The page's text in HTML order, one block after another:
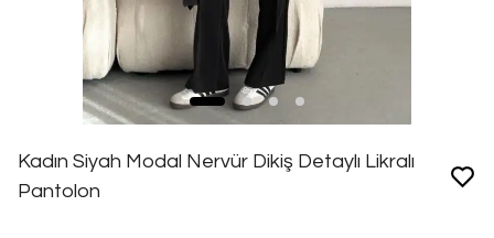
Kadın Siyah Modal Nervür Dikiş Detaylı Likralı
Pantolon